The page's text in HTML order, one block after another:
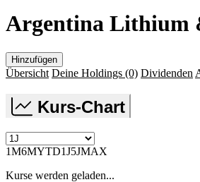
Argentina Lithium
Hinzufügen
Übersicht Deine Holdings (0) Dividenden
Kurs-Chart
1M6MYTD1J5JMAX
Kurse werden geladen...